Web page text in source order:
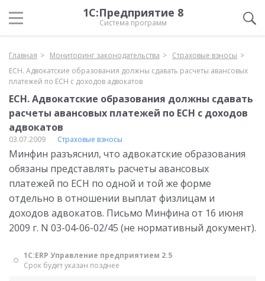
1С:Предприятие 8
Система программ
Главная Мониторинг законодательства
Страховые взносы
ЕСН. Адвокатские образования должны сдавать расчеты авансовых
платежей по ЕСН с доходов адвокатов
ЕСН. Адвокатские образования должны сдавать
расчеты авансовых платежей по ЕСН с доходов
адвокатов
03.07.2009 Страховые взносы
Минфин разъяснил, что адвокатские образования
обязаны представлять расчеты авансовых
платежей по ЕСН по одной и той же форме
отдельно в отношении выплат физлицам и
доходов адвокатов. Письмо Минфина от 16 июня
2009 г. N 03-04-06-02/45 (не нормативный документ).
1С:ERP Управление предприятием 2.5
Срок будет указан позднее